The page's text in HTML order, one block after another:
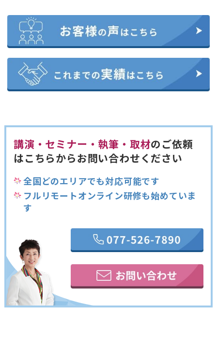
講演・セミナー・執筆・取材のご依頼
はこちらからお問い合わせください
全国どのエリアでも対応可能です
フルリモートオンライン研修も始めていま
す